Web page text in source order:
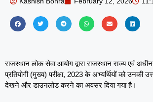
राजस्थान लोक सेवा आयोग द्वारा राजस्थान राज्य एवं
प्रतियोगी (मुख्य) परीक्षा, 2023 के अभ्यर्थियों को उनकी
देखने और डाउनलोड करने का अवसर दिया गया है।